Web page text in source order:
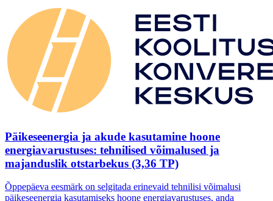
Päikeseenergia ja akude kasutamine hoone
energiavarustuses: tehnilised võimalused ja
majanduslik otstarbekus (3,36 TP)
Õppepäeva eesmärk on selgitada erinevaid tehnilisi võimalusi
päikeseenergia kasutamiseks hoone energiavarustuses, anda